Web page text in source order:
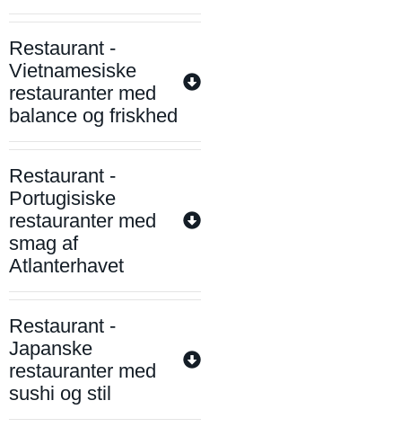
Restaurant -
Vietnamesiske
restauranter med
balance og friskhed
Restaurant -
Portugisiske
restauranter med
smag af
Atlanterhavet
Restaurant -
Japanske
restauranter med
sushi og stil